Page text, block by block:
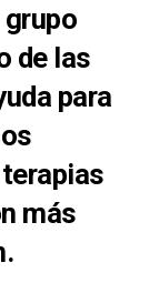
de las
para
más